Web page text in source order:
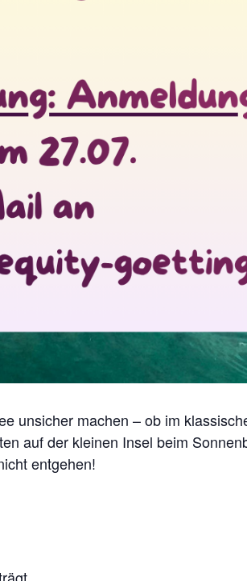
unsicher machen – ob im
auf der kleinen Insel beim
entgehen!